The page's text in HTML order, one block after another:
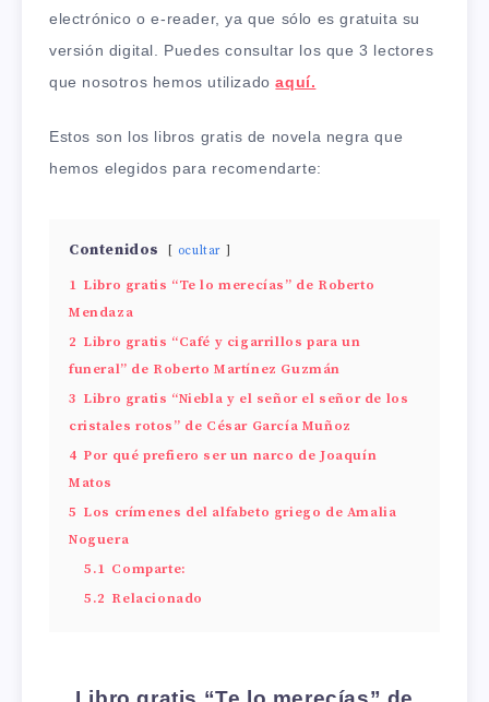
electrónico o e-reader, ya que sólo es gratuita su
versión digital. Puedes consultar los que 3 lectores
que nosotros hemos utilizadoaquí.
Estos son los libros gratis de novela negra que
hemos elegidos para recomendarte:
Contenidos ocultar
1 Libro gratis “Te lo merecías” de Roberto
Mendaza
2 Libro gratis “Café y cigarrillos para un
funeral” de Roberto Martínez Guzmán
3 Libro gratis “Niebla y el señor el señor de los
cristales rotos” de César García Muñoz
4 Por qué prefiero ser un narco de Joaquín
Matos
5 Los crímenes del alfabeto griego de Amalia
Noguera
5.1 Comparte:
5.2 Relacionado